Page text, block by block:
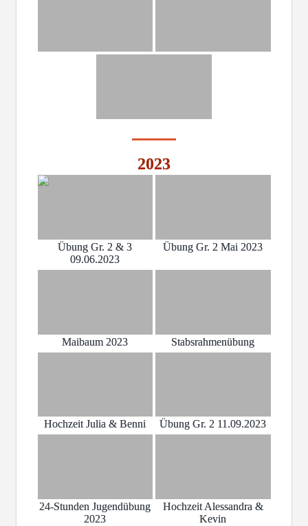
2023
Übung Gr. 2 & 3
09.06.2023
Übung Gr. 2 Mai 2023
Maibaum 2023 Stabsrahmenübung
Hochzeit Julia & Benni Übung Gr. 2 11.09.2023
24-Stunden Jugendübung
2023
Hochzeit Alessandra &
Kevin